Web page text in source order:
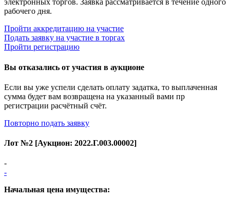
электронных торгов. Заявка рассматривается в течение одного
рабочего дня.
Пройти аккредитацию на участие
Подать заявку на участие в торгах
Пройти регистрацию
Вы отказались от участия в аукционе
Если вы уже успели сделать оплату задатка, то выплаченная
сумма будет вам возвращена на указанный вами пр
регистрации расчётный счёт.
Повторно подать заявку
Лот №2 [Аукцион: 2022.Г.003.00002]
-
-
Начальная цена имущества: